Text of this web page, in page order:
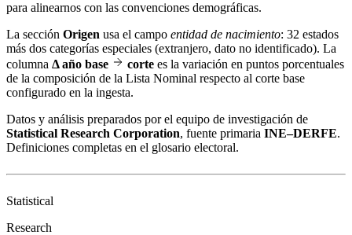
para alinearnos con las convenciones demográficas.
La sección Origen usa el campo entidad de nacimiento: 32 estados
más dos categorías especiales (extranjero, dato no identificado). La
columna Δ año base corte es la variación en puntos porcentuales
de la composición de la Lista Nominal respecto al corte base
configurado en la ingesta.
Datos y análisis preparados por el equipo de investigación de
Statistical Research Corporation, fuente primaria INE–DERFE.
Definiciones completas en el glosario electoral.
Statistical
Research